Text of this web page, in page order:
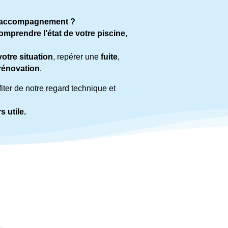
?
l’état de votre piscine,
situation, repérer unefuite,
.
de notre regard technique et
utile.